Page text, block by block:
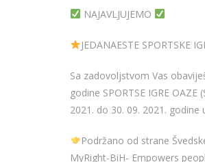
NAJAVLJUJEMO
JEDANAESTE SPORTSKE
Sa zadovoljstvom Vas
godine SPORTSE IGRE
2021. do 30. 09. 2021. godine
Podržano od strane
MyRight-BiH- Empowers